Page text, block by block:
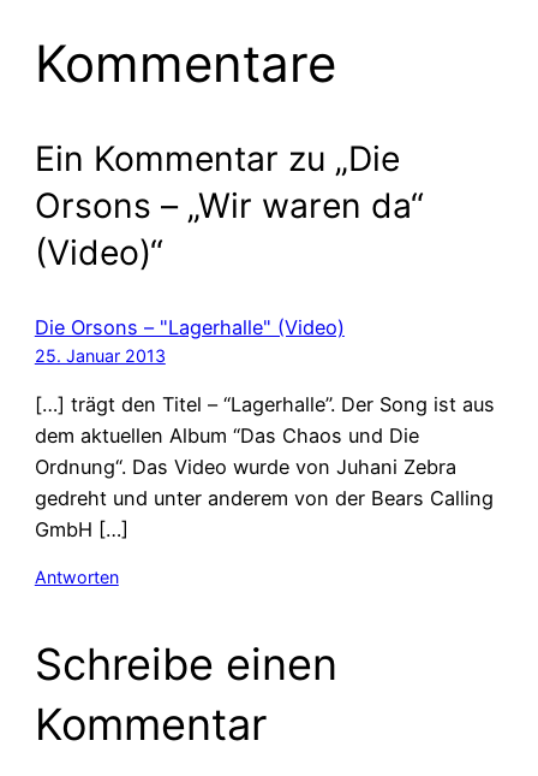
Kommentare
Ein Kommentar zu „Die
Orsons – „Wir waren da“
(Video)“
Die Orsons – "Lagerhalle" (Video)
25. Januar 2013
[…] trägt den Titel – “Lagerhalle”. Der Song ist aus
dem aktuellen Album “Das Chaos und Die
Ordnung“. Das Video wurde von Juhani Zebra
gedreht und unter anderem von der Bears Calling
GmbH […]
Antworten
Schreibe einen
Kommentar